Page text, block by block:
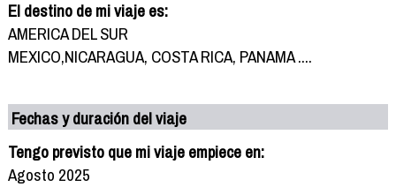
El destino de mi viaje es:
AMERICA DEL SUR
MEXICO,NICARAGUA, COSTA RICA, PANAMA ....
Fechas y duración del viaje
Tengo previsto que mi viaje empiece en:
Agosto 2025